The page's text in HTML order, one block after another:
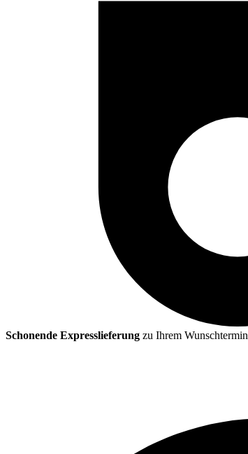
Schonende Expresslieferung zu Ihrem Wunschtermin